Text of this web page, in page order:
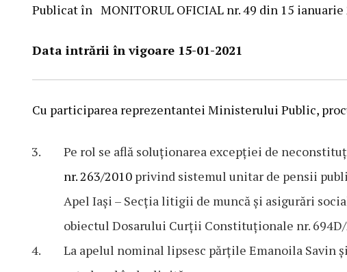
Publicat în MONITORUL OFICIAL nr. 49 din 15 ianuarie
Data intrării în vigoare 15-01-2021
Cu participarea reprezentantei Ministerului Public,
Pe rol se află soluționarea excepției de
nr. 263/2010 privind sistemul unitar de pensii
Apel Iași – Secția litigii de muncă și asigurări
obiectul Dosarului Curții Constituționale nr.
La apelul nominal lipsesc părțile Emanoila Savin